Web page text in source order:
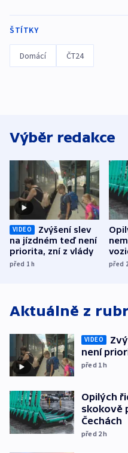
ŠTÍTKY
Domácí ČT24
Výběr redakce
VIDEO
Zvýšení slev
na jízdném teď není
priorita, zní z vlády
před 1h před
Aktuálně z
VIDEO
není
před 1h
Opilých
skokově
Čechách
před 2h